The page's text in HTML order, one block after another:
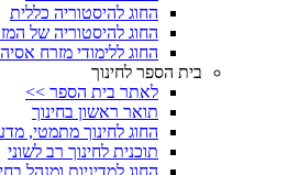
החוג להיסטוריה כללית
החוג להיסטוריה של
החוג ללימודי מזרח אסיה
בית הספר לחינוך
לאתר בית הספר >>
תואר ראשון בחינוך
החוג לחינוך מתמטי,
תוכנית לחינוך רב לשוני
החוג למדיניות ומנהל